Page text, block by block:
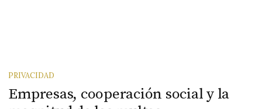
PRIVACIDAD
Empresas, cooperación social y la